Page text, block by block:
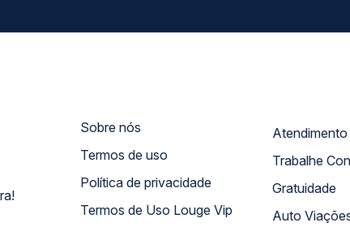
Sobre nós
Termos de uso
Política de privacidade
Termos de Uso Louge Vip
Trabalhe
Gratuidade
Auto